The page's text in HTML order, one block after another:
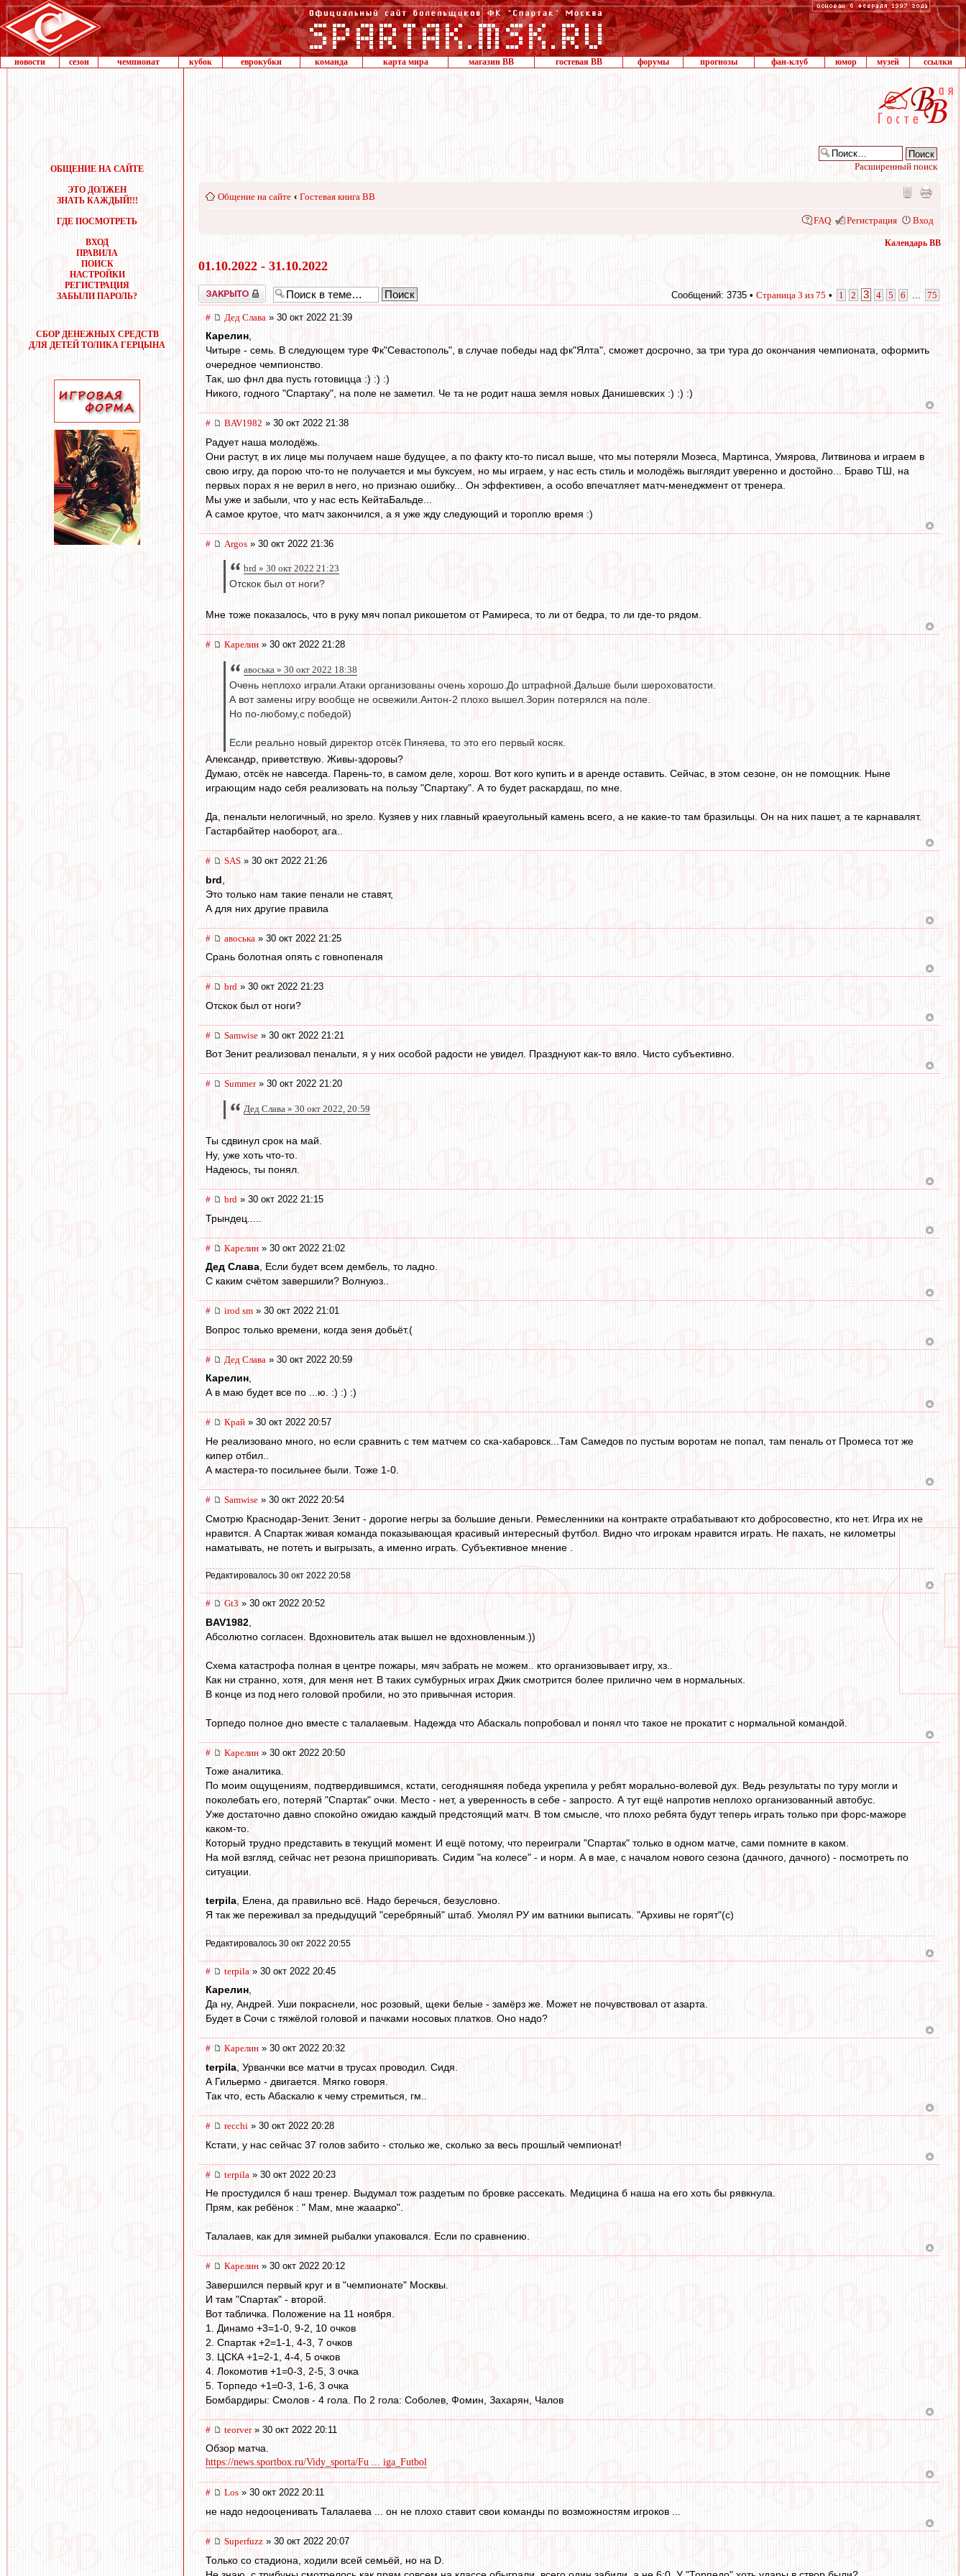
новости сезон чемпионат кубок еврокубки команда карта мира магазин ВВ гостевая ВВ форумы прогнозы фан-клуб юмор музей ссылки
ОБЩЕНИЕ НА САЙТЕ
ЭТО ДОЛЖЕН
ЗНАТЬ КАЖДЫЙ!!!
ГДЕ ПОСМОТРЕТЬ
ВХОД
ПРАВИЛА
ПОИСК
НАСТРОЙКИ
РЕГИСТРАЦИЯ
ЗАБЫЛИ ПАРОЛЬ?
СБОР ДЕНЕЖНЫХ СРЕДСТВ
ДЛЯ ДЕТЕЙ ТОЛИКА ГЕРЦЫНА
Расширенный поиск
Общение на сайте ‹ Гостевая книга ВВ
FAQ Регистрация Вход
Календарь ВВ
01.10.2022 - 31.10.2022
Закрыто Сообщений: 3735 • Страница 3 из 75 • 1 2 3 4 5 6 75
# Дед Слава » 30 окт 2022 21:39
Карелин,
Читыре - семь. В следующем туре Фк"Севастополь", в случае победы над фк"Ялта", сможет досрочно, за три тура до окончания чемпионата, оформить
очередное чемпионство.
Так, шо фнл два пусть готовицца :) :) :)
Никого, годного "Спартаку", на поле не заметил. Че та не родит наша земля новых Данишевских :) :) :)
# BAV1982 » 30 окт 2022 21:38
Радует наша молодёжь.
Они растут, в их лице мы получаем наше будущее, а по факту кто-то писал выше, что мы потеряли Мозеса, Мартинса, Умярова, Литвинова и играем в
свою игру, да порою что-то не получается и мы буксуем, но мы играем, у нас есть стиль и молодёжь выглядит уверенно и достойно... Браво ТШ, на
первых порах я не верил в него, но признаю ошибку... Он эффективен, а особо впечатляет матч-менеджмент от тренера.
Мы уже и забыли, что у нас есть КейтаБальде...
А самое крутое, что матч закончился, а я уже жду следующий и тороплю время :)
# Argos » 30 окт 2022 21:36
brd » 30 окт 2022 21:23
Отскок был от ноги?
Мне тоже показалось, что в руку мяч попал рикошетом от Рамиреса, то ли от бедра, то ли где-то рядом.
# Карелин » 30 окт 2022 21:28
авоська » 30 окт 2022 18:38
Очень неплохо играли.Атаки организованы очень хорошо.До штрафной.Дальше были шероховатости.
А вот замены игру вообще не освежили.Антон-2 плохо вышел.Зорин потерялся на поле.
Но по-любому,c победой)
Если реально новый директор отсёк Пиняева, то это его первый косяк.
Александр, приветствую. Живы-здоровы?
Думаю, отсёк не навсегда. Парень-то, в самом деле, хорош. Вот кого купить и в аренде оставить. Сейчас, в этом сезоне, он не помощник. Ныне
играющим надо себя реализовать на пользу "Спартаку". А то будет раскардаш, по мне.
Да, пенальти нелогичный, но зрело. Кузяев у них главный краеугольный камень всего, а не какие-то там бразильцы. Он на них пашет, а те карнавалят.
Гастарбайтер наоборот, ага..
# SAS » 30 окт 2022 21:26
brd
Это только нам такие пенали не ставят,
А для них другие правила
# авоська » 30 окт 2022 21:25
Срань болотная опять с говнопеналя
# brd » 30 окт 2022 21:23
Отскок был от ноги?
# Samwise » 30 окт 2022 21:21
Вот Зенит реализовал пенальти, я у них особой радости не увидел. Празднуют как-то вяло. Чисто субъективно.
# Summer» 30 окт 2022 21:20
Дед Слава » 30 окт 2022, 20:59
Ты сдвинул срок на май.
Ну, уже хоть что-то.
Надеюсь, ты понял.
# brd » 30 окт 2022 21:15
Трындец.....
# Карелин » 30 окт 2022 21:02
Дед Слава , Если будет всем дембель, то ладно.
С каким счётом завершили? Волнуюз..
# irod sm » 30 окт 2022 21:01
Вопрос только времени, когда зеня добьёт.(
# Дед Слава » 30 окт 2022 20:59
Карелин,
А в маю будет все по ...ю. :) :) :)
# Край » 30 окт 2022 20:57
Не реализовано много, но если сравнить с тем матчем со ска-хабаровск...Там Самедов по пустым воротам не попал, там пеналь от Промеса тот же
кипер отбил..
А мастера-то посильнее были. Тоже 1-0.
# Samwise » 30 окт 2022 20:54
Смотрю Краснодар-Зенит. Зенит - дорогие негры за большие деньги. Ремесленники на контракте отрабатывают кто добросовестно, кто нет. Игра их не
нравится. А Спартак живая команда показывающая красивый интересный футбол. Видно что игрокам нравится играть. Не пахать, не километры
наматывать, не потеть и выгрызать, а именно играть. Субъективное мнение .
Редактировалось 30 окт 2022 20:58
# Gt3 » 30 окт 2022 20:52
BAV1982
Абсолютно согласен. Вдохновитель атак вышел не вдохновленным.))
Схема катастрофа полная в центре пожары, мяч забрать не можем.. кто организовывает игру, хз..
Как ни странно, хотя, для меня нет. В таких сумбурных играх Джик смотрится более прилично чем в нормальных.
В конце из под него головой пробили, но это привычная история.
Торпедо полное дно вместе с талалаевым. Надежда что Абаскаль попробовал и понял что такое не прокатит с нормальной командой.
# Карелин » 30 окт 2022 20:50
Тоже аналитика.
По моим ощущениям, подтвердившимся, кстати, сегодняшняя победа укрепила у ребят морально-волевой дух. Ведь результаты по туру могли и
поколебать его, потеряй "Спартак" очки. Место - нет, а уверенность в себе - запросто. А тут ещё напротив неплохо организованный автобус.
Уже достаточно давно спокойно ожидаю каждый предстоящий матч. В том смысле, что плохо ребята будут теперь играть только при форс-мажоре
каком-то.
Который трудно представить в текущий момент. И ещё потому, что переиграли "Спартак" только в одном матче, сами помните в каком.
На мой взгляд, сейчас нет резона пришпоривать. Сидим "на колесе" - и норм. А в мае, с началом нового сезона (дачного, дачного) - посмотреть по
ситуации.
terpila, Елена, да правильно всё. Надо беречься, безусловно.
Я так же переживал за предыдущий "серебряный" штаб. Умолял РУ им ватники выписать. "Архивы не горят"(с)
Редактировалось 30 окт 2022 20:55
# terpila » 30 окт 2022 20:45
Карелин,
Да ну, Андрей. Уши покраснели, нос розовый, щеки белые - замёрз же. Может не почувствовал от азарта.
Будет в Сочи с тяжёлой головой и пачками носовых платков. Оно надо?
# Карелин » 30 окт 2022 20:32
terpila , Урванчки все матчи в трусах проводил. Сидя.
А Гильермо - двигается. Мягко говоря.
Так что, есть Абаскалю к чему стремиться, гм..
# recchi » 30 окт 2022 20:28
Кстати, у нас сейчас 37 голов забито - столько же, сколько за весь прошлый чемпионат!
# terpila » 30 окт 2022 20:23
Не простудился б наш тренер. Выдумал тож раздетым по бровке рассекать. Медицина б наша на его хоть бы рявкнула.
Прям, как ребёнок : " Мам, мне жааарко".
Талалаев, как для зимней рыбалки упаковался. Если по сравнению.
# Карелин » 30 окт 2022 20:12
Завершился первый круг и в "чемпионате" Москвы.
И там "Спартак" - второй.
Вот табличка. Положение на 11 ноября.
1. Динамо +3=1-0, 9-2, 10 очков
2. Спартак +2=1-1, 4-3, 7 очков
3. ЦСКА +1=2-1, 4-4, 5 очков
4. Локомотив +1=0-3, 2-5, 3 очка
5. Торпедо +1=0-3, 1-6, 3 очка
Бомбардиры: Смолов - 4 гола. По 2 гола: Соболев, Фомин, Захарян, Чалов
# teorver» 30 окт 2022 20:11
Обзор матча.
https://news.sportbox.ru/Vidy_sporta/Fu ... iga_Futbol
# Los » 30 окт 2022 20:11
не надо недооценивать Талалаева ... он не плохо ставит свои команды по возможностям игроков ...
# Superfuzz » 30 окт 2022 20:07
Только со стадиона, ходили всей семьёй, но на D.